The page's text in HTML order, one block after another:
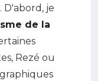
D'abord, je
de la
Rezé ou